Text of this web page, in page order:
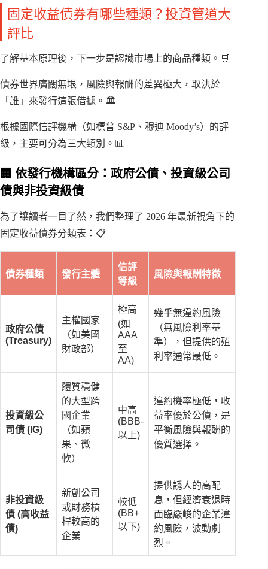
固定收益債券有哪些種類？投資管道大
評比
了解基本原理後，下一步是認識市場上的商品種類。🛒
債券世界廣闊無垠，風險與報酬的差異極大，取決於
「誰」來發行這張借據。🏛️
根據國際信評機構（如標普 S&P、穆迪 Moody’s）的評
級，主要可分為三大類別。📊
🏢 依發行機構區分：政府公債、投資級公司
債與非投資級債
為了讓讀者一目了然，我們整理了 2026 年最新視角下的
固定收益債券分類表：📋
債券種類 發行主體
信評
等級
風險與報酬特徵
政府公債
(Treasury)
主權國家
（如美國
財政部）
極高
(如
AAA
至
AA)
幾乎無違約風險
（無風險利率基
準），但提供的殖
利率通常最低。
投資級公
司債 (IG)
體質穩健
的大型跨
國企業
（如蘋
果、微
軟）
中高
(BBB-
以上)
違約機率極低，收
益率優於公債，是
平衡風險與報酬的
優質選擇。
非投資級
債 (高收益
債)
新創公司
或財務槓
桿較高的
企業
較低
(BB+
以下)
提供誘人的高配
息，但經濟衰退時
面臨嚴峻的企業違
約風險，波動劇
烈。